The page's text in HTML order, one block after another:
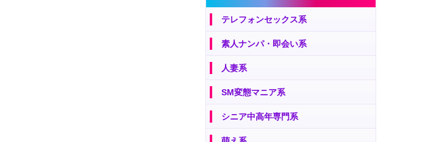
テレフォンセックス系
素人ナンパ・即会い系
人妻系
SM変態マニア系
シニア中高年専門系